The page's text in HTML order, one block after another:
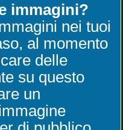
immagini?
nei tuoi
al momento
delle
su questo
un